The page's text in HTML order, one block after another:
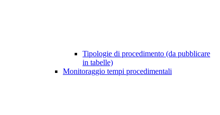
Tipologie di procedimento (da pubblicare
in tabelle)
Monitoraggio tempi procedimentali